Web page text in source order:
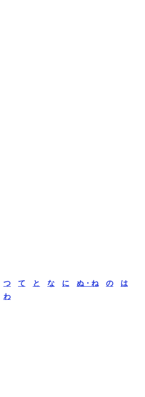
つ て と な に ぬ・ね の
は
わ